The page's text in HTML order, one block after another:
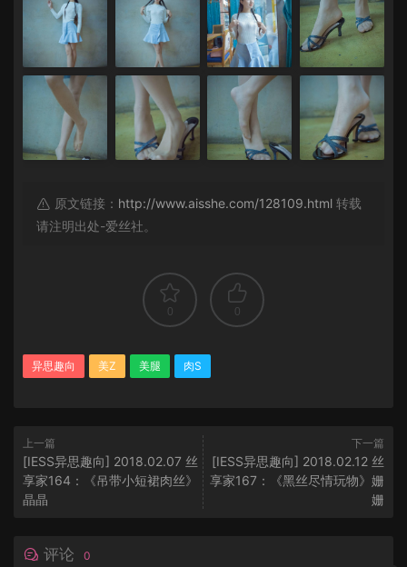
原文链接： http://www.aisshe.com/128109.html 转载
请注明出处-爱丝社。
0 0
异思趣向 美Z 美腿 肉S
上一篇
[IESS异思趣向] 2018.02.07 丝
享家164：《吊带小短裙肉丝》
晶晶
下一篇
[IESS异思趣向] 2018.02.12 丝
享家167：《黑丝尽情玩物》姗
姗
评论 0